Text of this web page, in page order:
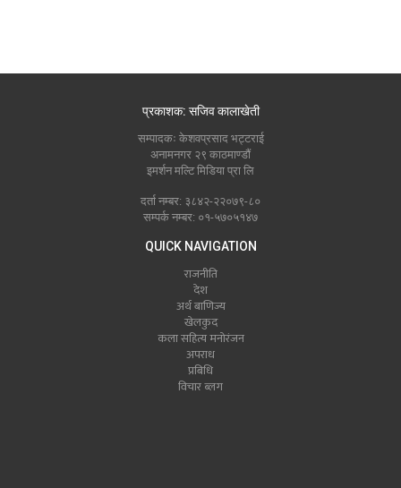
प्रकाशक: सजिव कालाखेती
सम्पादकः केशवप्रसाद भट्टराई
अनामनगर २९ काठमाण्डौं
इमर्शन मल्टि मिडिया प्रा लि
दर्ता नम्बर: ३८४२-२२०७९-८०
सम्पर्क नम्बर: ०१-५७०५१४७
QUICK NAVIGATION
राजनीति
देश
अर्थ बाणिज्य
खेलकुद
कला सहित्य मनोरंजन
अपराध
प्रबिधि
विचार ब्लग